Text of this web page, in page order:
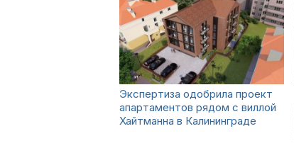
Экспертиза одобрила проект
апартаментов рядом с виллой
Хайтманна в Калининграде